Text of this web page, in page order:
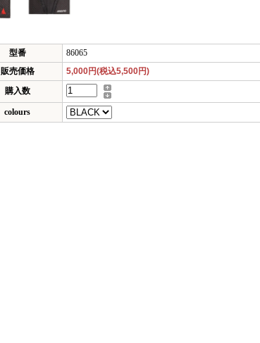
型番
86065
販売価格
5,000円(税込5,500円)
購入数
colours